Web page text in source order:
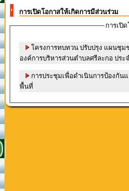
การเปิดโอกาสให้เกิดการมีส่วนร่วม
การเปิ
โครงการทบทวน ปรับปรุง แผนชุ
องค์การบริหารส่วนตำบลศรีละกอ ประ
การประชุมเพื่อดำเนินการป้องกัน
พื้นที่